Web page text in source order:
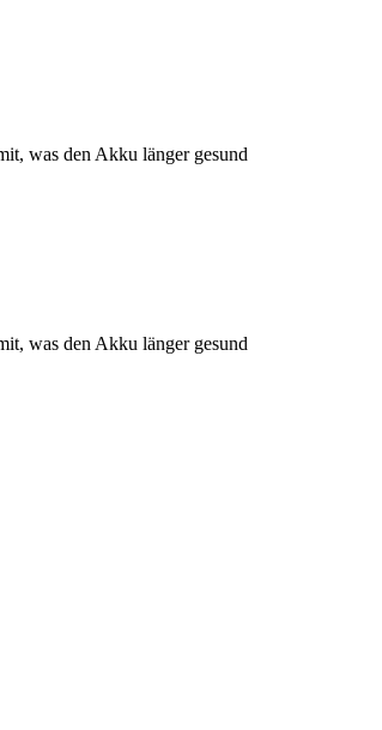
was den Akku länger gesund
was den Akku länger gesund